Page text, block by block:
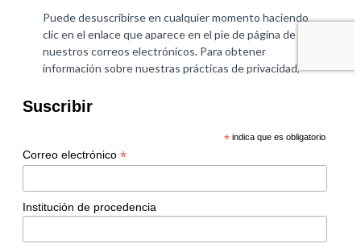
Suscribir
* indica que es obligatorio
Correo electrónico *
Institución de procedencia